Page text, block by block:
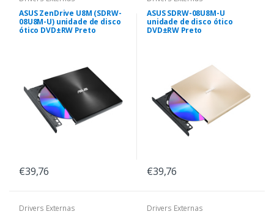
ASUS ZenDrive U8M (SDRW-
08U8M-U) unidade de disco
ótico DVD±RW Preto
€39,76
ASUS SDRW-08U8M-U
unidade de disco ótico
DVD±RW Preto
€39,76
Drivers Externas
Drivers Externas